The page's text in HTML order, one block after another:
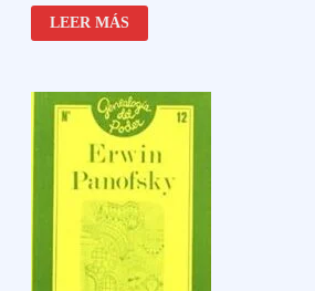
EXEQUIAS
DE
FELIPE
GRANADA
LEER MÁS